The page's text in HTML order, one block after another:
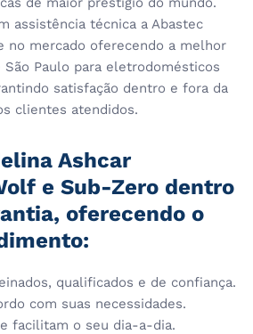
assistência técnica a Abastec
no mercado oferecendo a melhor
Paulo para eletrodomésticos
satisfação dentro e fora da
clientes atendidos.
Ashcar
e Sub-Zero dentro
oferecendo o
qualificados e de confiança.
com suas necessidades.
facilitam o seu dia-a-dia.